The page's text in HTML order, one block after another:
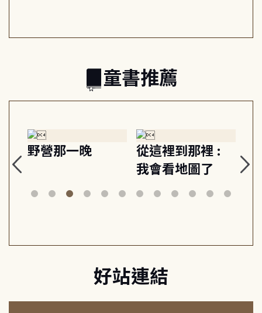
童書推薦
野營那一晚
從這裡到那裡 :
我會看地圖了
美
好站連結